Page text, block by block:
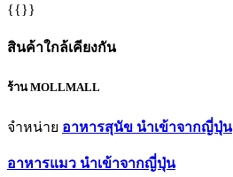
{{}}
สินค้าใกล้เคียงกัน
ร้าน MOLLMALL
จำหน่าย อาหารสุนัข นำเข้าจากญี่ปุ่น
อาหารแมว นำเข้าจากญี่ปุ่น